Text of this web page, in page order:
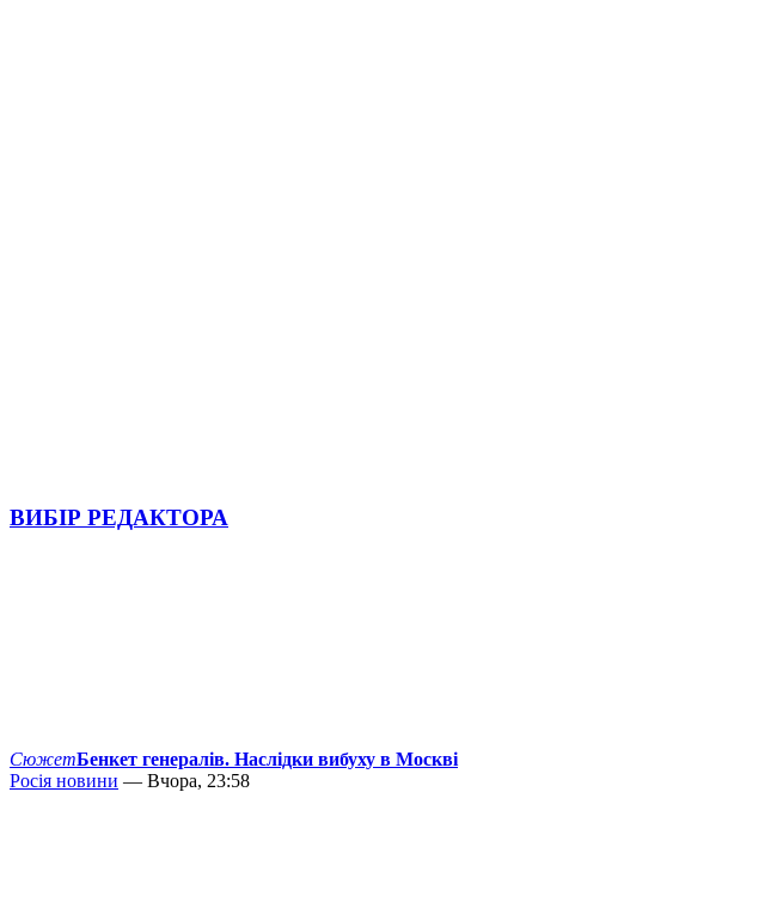
ВИБІР РЕДАКТОРА
СюжетБенкет генералів. Наслідки вибуху в Москві
Росія новини — Вчора, 23:58